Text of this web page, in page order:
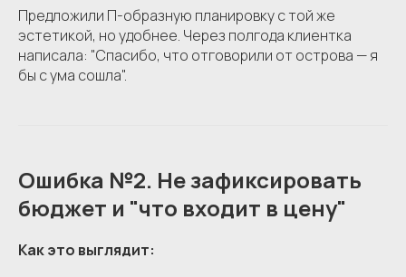
Предложили П-образную планировку с той же
эстетикой, но удобнее. Через полгода клиентка
написала: "Спасибо, что отговорили от острова — я
бы с ума сошла".
Ошибка №2. Не зафиксировать
бюджет и "что входит в цену"
Как это выглядит: